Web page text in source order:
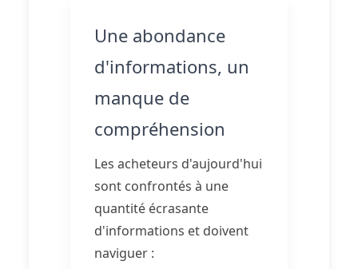
Une abondance
d'informations, un
manque de
compréhension
Les acheteurs d'aujourd'hui
sont confrontés à une
quantité écrasante
d'informations et doivent
naviguer :